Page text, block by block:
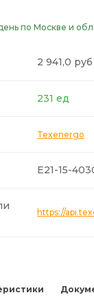
по Москве и
2 941,0 руб
231 ед
Texenergo
E21-15-
https://